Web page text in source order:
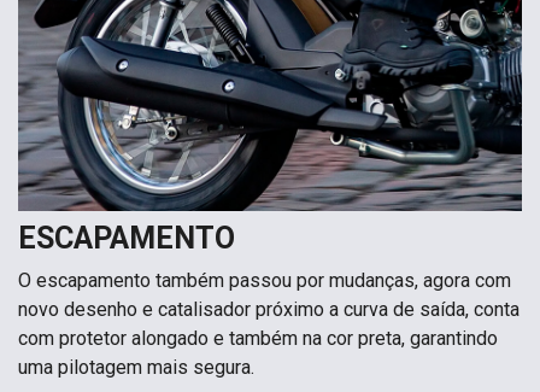
ESCAPAMENTO
O escapamento também passou por mudanças, agora com
novo desenho e catalisador próximo a curva de saída, conta
com protetor alongado e também na cor preta, garantindo
uma pilotagem mais segura.